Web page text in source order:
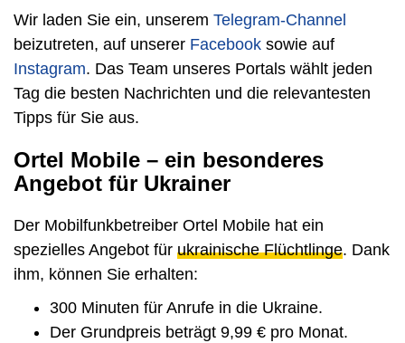
Wir laden Sie ein, unserem Telegram-Channel
beizutreten, auf unserer Facebook sowie auf
Instagram. Das Team unseres Portals wählt jeden
Tag die besten Nachrichten und die relevantesten
Tipps für Sie aus.
Ortel Mobile – ein besonderes
Angebot für Ukrainer
Der Mobilfunkbetreiber Ortel Mobile hat ein
spezielles Angebot für ukrainische Flüchtlinge. Dank
ihm, können Sie erhalten:
300 Minuten für Anrufe in die Ukraine.
Der Grundpreis beträgt 9,99 € pro Monat.